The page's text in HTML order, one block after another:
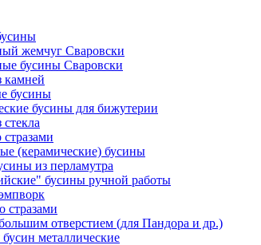
жемчуг Сваровски
бусины Сваровски
камней
бусины
бусины для бижутерии
(керамические) бусины
из перламутра
бусины ручной работы
стразами
отверстием (для Пандора и др.)
металлические